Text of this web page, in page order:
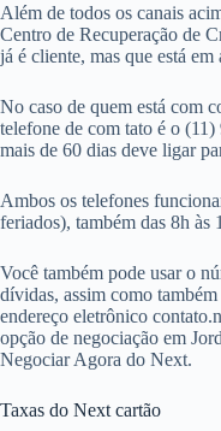
Além de todos os canais
Centro de Recuperação de
já é cliente, mas que está
No caso de quem está com
telefone de com tato é o
mais de 60 dias deve ligar
Ambos os telefones
feriados), também das 8h às
Você também pode usar o
dívidas, assim como
endereço eletrônico
opção de negociação em
Negociar Agora do Next.
Taxas do Next cartão